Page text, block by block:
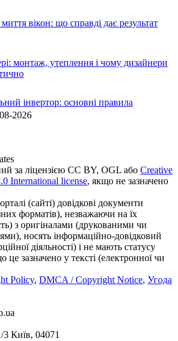
вікон: що справді дає результат
монтаж, утеплення і чому дизайнери
інвертор: основні правила
2026
за ліцензією CC BY, OGL або Creative
International license, якщо не зазначено
(сайті) довідкові документи
форматів), незважаючи на їх
з оригіналами (друкованими чи
носять інформаційно-довідковий
діяльності) і не мають статусу
це зазначено у тексті (електронної чи
Policy, DMCA / Copyright Notice, Угода
Київ, 04071